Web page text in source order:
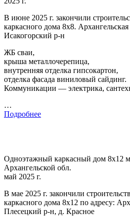
В июне 2025 г. закончили
каркасного дома 8х8.
Исакогорский р-н
ЖБ сваи,
крыша металлочерепица,
внутренняя отделка гипсокартон,
отделка фасада виниловый сайдинг.
Коммуникации — электрика,
…
Подробнее
Одноэтажный каркасный дом 8х12
Архангельской обл.
май 2025 г.
В мае 2025 г. закончили
каркасного дома 8х12 по адресу:
Плесецкий р-н, д. Красное